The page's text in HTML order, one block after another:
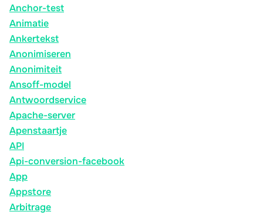
Anchor-test
Animatie
Ankertekst
Anonimiseren
Anonimiteit
Ansoff-model
Antwoordservice
Apache-server
Apenstaartje
API
Api-conversion-facebook
App
Appstore
Arbitrage